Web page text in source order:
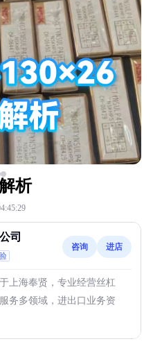
析
司
咨询 进店
上海奉贤，专业经营丝杠
务多领域，进出口业务资